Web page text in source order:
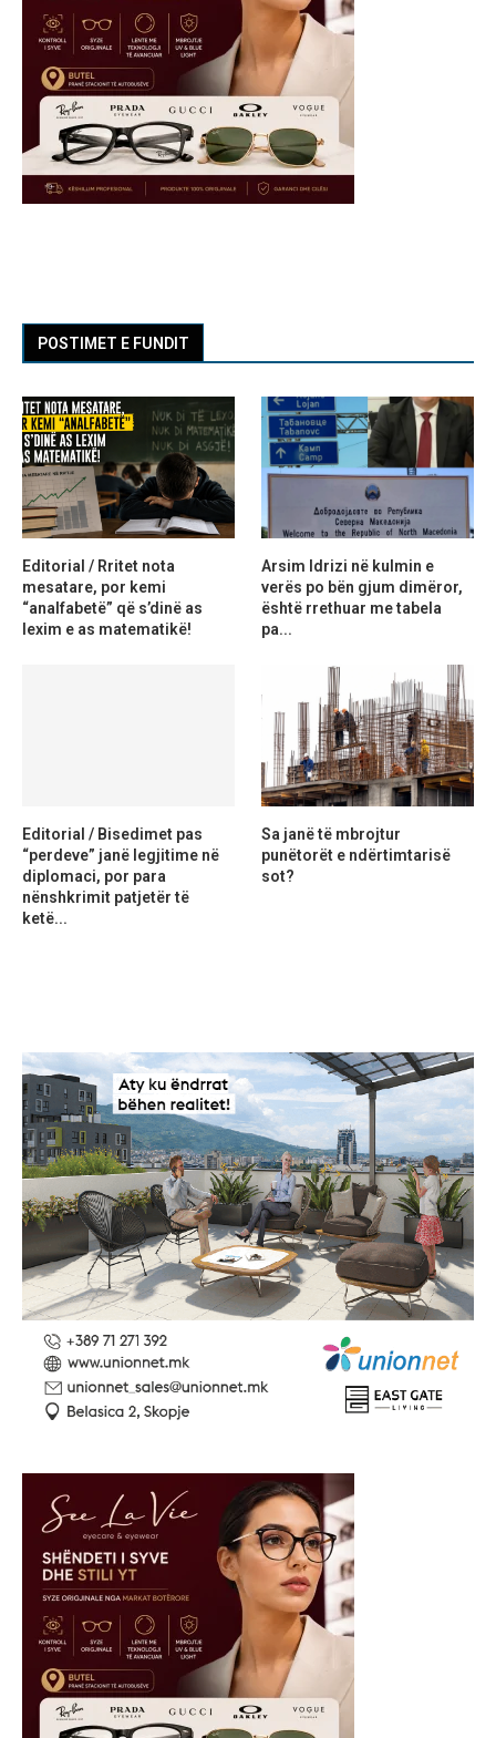
POSTIMET E FUNDIT
Editorial / Rritet nota
mesatare, por kemi
“analfabetë” që s’dinë as
lexim e as matematikë!
Arsim Idrizi në kulmin e
verës po bën gjum dimëror,
është rrethuar me tabela
pa...
Editorial / Bisedimet pas
“perdeve” janë legjitime në
diplomaci, por para
nënshkrimit patjetër të
ketë...
Sa janë të mbrojtur
punëtorët e ndërtimtarisë
sot?